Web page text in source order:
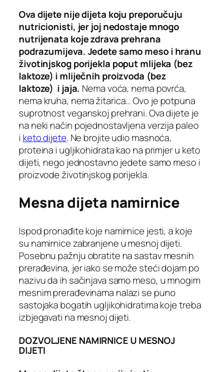
Ova dijete nije dijeta koju preporučuju
nutricionisti, jer joj nedostaje mnogo
nutrijenata koje zdrava prehrana
podrazumijeva. Jedete samo meso i hranu
životinjskog porijekla poput mlijeka (bez
laktoze) i mliječnih proizvoda (bez
laktoze) i jaja. Nema voća, nema povrća,
nema kruha, nema žitarica… Ovo je potpuna
suprotnost veganskoj prehrani. Ova dijete je
na neki način pojednostavljena verzija paleo
i keto dijete. Ne brojite udio masnoća,
proteina i ugljikohidrata kao na primjer u keto
dijeti, nego jednostavno jedete samo meso i
proizvode životinjskog porijekla.
Mesna dijeta namirnice
Ispod pronađite koje namirnice jesti, a koje
su namirnice zabranjene u mesnoj dijeti.
Posebnu pažnju obratite na sastav mesnih
prerađevina, jer iako se može steći dojam po
nazivu da ih sačinjava samo meso, u mnogim
mesnim prerađevinama nalazi se puno
sastojaka bogatih ugljikohidratima koje treba
izbjegavati na mesnoj dijeti.
DOZVOLJENE NAMIRNICE U MESNOJ
DIJETI